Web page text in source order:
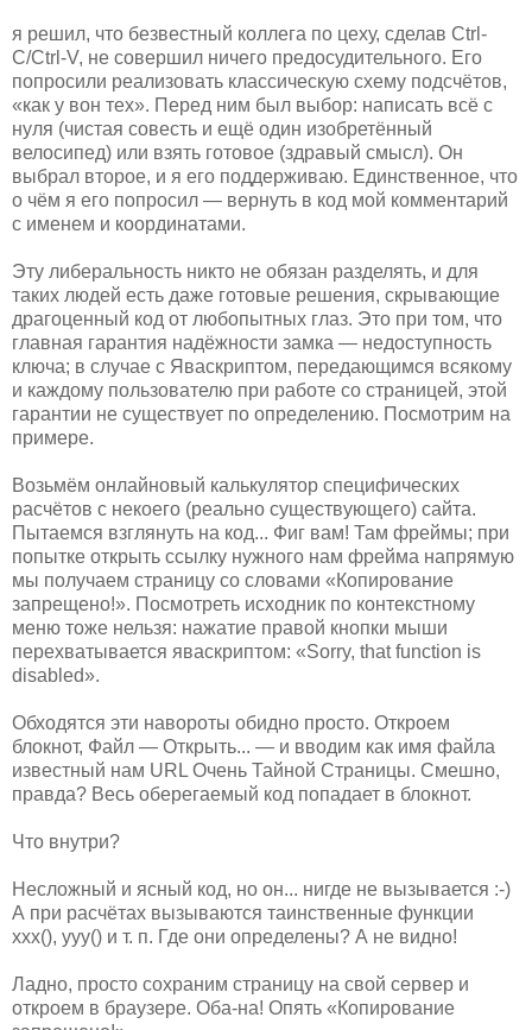
я решил, что безвестный коллега по цеху, сделав Ctrl-
C/Ctrl-V, не совершил ничего предосудительного. Его
попросили реализовать классическую схему подсчётов,
«как у вон тех». Перед ним был выбор: написать всё с
нуля (чистая совесть и ещё один изобретённый
велосипед) или взять готовое (здравый смысл). Он
выбрал второе, и я его поддерживаю. Единственное, что
о чём я его попросил — вернуть в код мой комментарий
с именем и координатами.
Эту либеральность никто не обязан разделять, и для
таких людей есть даже готовые решения, скрывающие
драгоценный код от любопытных глаз. Это при том, что
главная гарантия надёжности замка — недоступность
ключа; в случае с Яваскриптом, передающимся всякому
и каждому пользователю при работе со страницей, этой
гарантии не существует по определению. Посмотрим на
примере.
Возьмём онлайновый калькулятор специфических
расчётов с некоего (реально существующего) сайта.
Пытаемся взглянуть на код... Фиг вам! Там фреймы; при
попытке открыть ссылку нужного нам фрейма напрямую
мы получаем страницу со словами «Копирование
запрещено!». Посмотреть исходник по контекстному
меню тоже нельзя: нажатие правой кнопки мыши
перехватывается яваскриптом: «Sorry, that function is
disabled».
Обходятся эти навороты обидно просто. Откроем
блокнот, Файл — Открыть... — и вводим как имя файла
известный нам URL Очень Тайной Страницы. Смешно,
правда? Весь оберегаемый код попадает в блокнот.
Что внутри?
Несложный и ясный код, но он... нигде не вызывается :-)
А при расчётах вызываются таинственные функции
xxx(), yyy() и т. п. Где они определены? А не видно!
Ладно, просто сохраним страницу на свой сервер и
откроем в браузере. Оба-на! Опять «Копирование